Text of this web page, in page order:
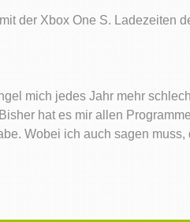
der Xbox One S. Ladezeiten
mich jedes Jahr mehr
hat es mir allen
Wobei ich auch sagen